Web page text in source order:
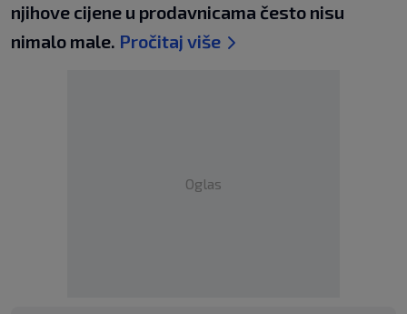
njihove cijene u prodavnicama često nisu
nimalo male. Pročitaj više
Oglas